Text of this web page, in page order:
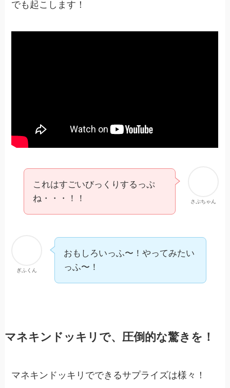
でも起こします！
さぷちゃん
これはすごいびっくりするっぷ
ね・・・！！
ぎふくん
おもしろいっふ〜！やってみたい
っふ〜！
マネキンドッキリで、圧倒的な驚きを！
マネキンドッキリでできるサプライズは様々！